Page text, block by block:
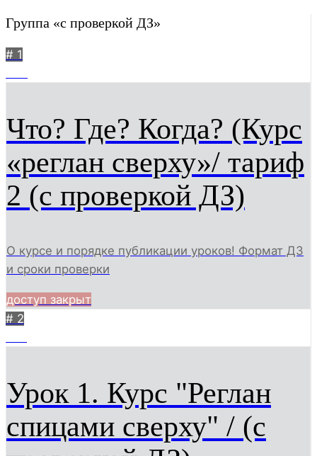
Группа «с проверкой ДЗ»
# 1
Что? Где? Когда? (Курс
«реглан сверху»/ тариф
2 (с проверкой ДЗ)
О курсе и порядке публикации уроков! Формат ДЗ
и сроки проверки
доступ закрыт
# 2
Урок 1. Курс "Реглан
спицами сверху" / (с